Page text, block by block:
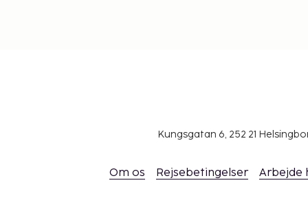
Kungsgatan 6, 252 21
Om os Rejsebetingelser Arbejde